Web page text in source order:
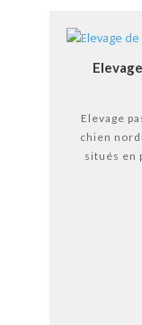
Elevage
chien
situés en
nos